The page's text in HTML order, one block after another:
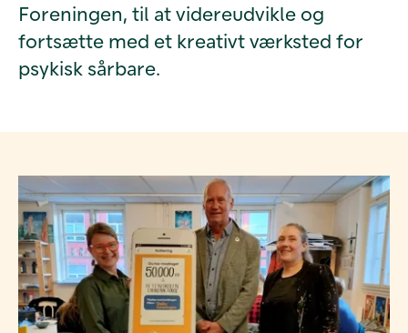
Foreningen, til at videreudvikle og
fortsætte med et kreativt værksted for
psykisk sårbare.